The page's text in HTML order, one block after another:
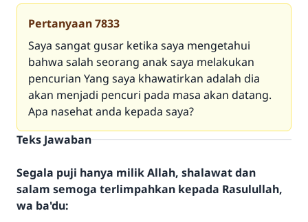
Pertanyaan7833
Saya sangat gusar ketika saya mengetahui
bahwa salah seorang anak saya melakukan
pencurian Yang saya khawatirkan adalah dia
akan menjadi pencuri pada masa akan datang.
Apa nasehat anda kepada saya?
Teks Jawaban
Segala puji hanya milik Allah, shalawat dan
salam semoga terlimpahkan kepada Rasulullah,
wa ba'du: